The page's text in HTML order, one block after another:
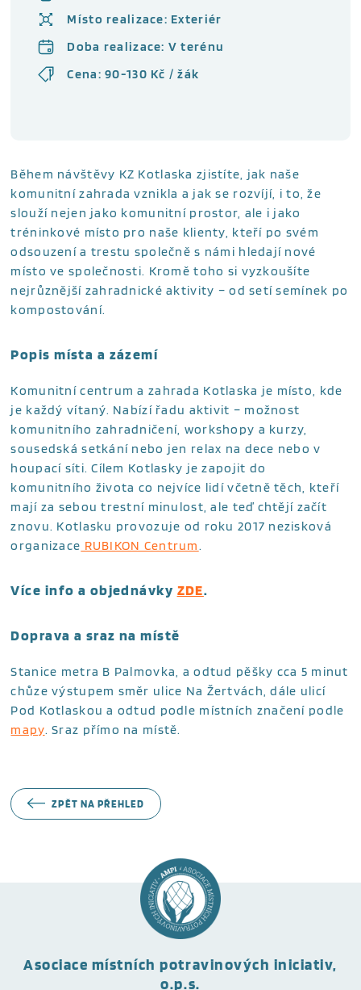
Místo realizace: Exteriér
Doba realizace: V terénu
Cena: 90-130 Kč / žák
Během návštěvy KZ Kotlaska zjistíte, jak naše
komunitní zahrada vznikla a jak se rozvíjí, i to, že
slouží nejen jako komunitní prostor, ale i jako
tréninkové místo pro naše klienty, kteří po svém
odsouzení a trestu společně s námi hledají nové
místo ve společnosti. Kromě toho si vyzkoušíte
nejrůznější zahradnické aktivity – od setí semínek po
kompostování.
Popis místa a zázemí
Komunitní centrum a zahrada Kotlaska je místo, kde
je každý vítaný. Nabízí řadu aktivit – možnost
komunitního zahradničení, workshopy a kurzy,
sousedská setkání nebo jen relax na dece nebo v
houpací síti. Cílem Kotlasky je zapojit do
komunitního života co nejvíce lidí včetně těch, kteří
mají za sebou trestní minulost, ale teď chtějí začít
znovu. Kotlasku provozuje od roku 2017 nezisková
organizace RUBIKON Centrum .
Více info a objednávky ZDE.
Doprava a sraz na místě
Stanice metra B Palmovka, a odtud pěšky cca 5 minut
chůze výstupem směr ulice Na Žertvách, dále ulicí
Pod Kotlaskou a odtud podle místních značení podle
mapy. Sraz přímo na místě.
ZPĚT NA PŘEHLED
Asociace místních potravinových iniciativ,
o.p.s.